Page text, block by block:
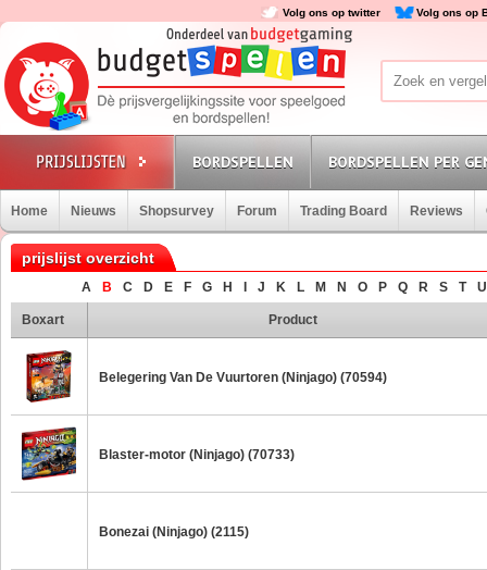
Volg ons op twitter Volg ons op
BORDSPELLEN BORDSPELLEN PER
Home Nieuws Shopsurvey Forum Trading Board Reviews
prijslijst overzicht
A B C D E F G H J K L M N O P Q R S T U
Boxart Product
Belegering Van De Vuurtoren (Ninjago) (70594)
Blaster-motor (Ninjago) (70733)
Bonezai (Ninjago) (2115)